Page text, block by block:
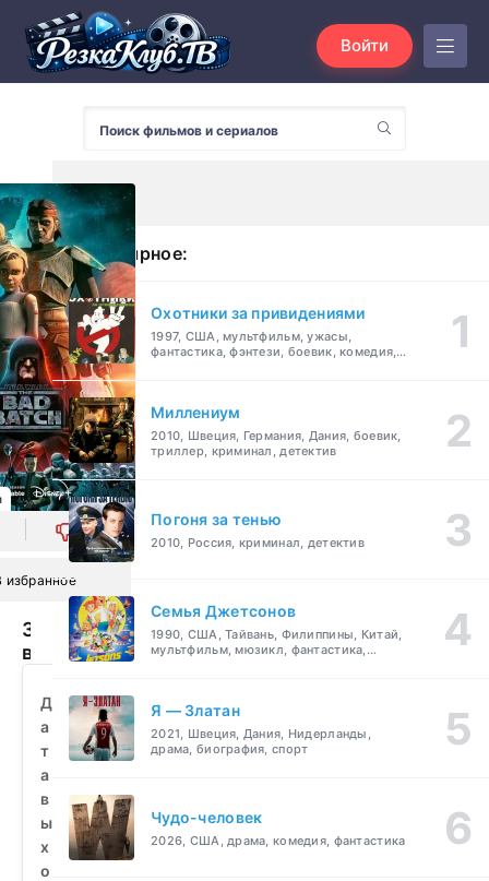
Войти
0
избранное
Звёздные
войны:
партия
(2021)
смотреть
бесплатно
Д
а
т
а
в
ы
х
о
Популярное:
Охотники за привидениями
1997, США, мультфильм, ужасы,
фантастика, фэнтези, боевик, комедия,
Миллениум
2010, Швеция, Германия, Дания, боевик,
триллер, криминал, детектив
Погоня за тенью
2010, Россия, криминал, детектив
Семья Джетсонов
1990, США, Тайвань, Филиппины, Китай,
мультфильм, мюзикл, фантастика,
Я — Златан
2021, Швеция, Дания, Нидерланды,
драма, биография, спорт
Чудо-человек
2026, США, драма, комедия, фантастика